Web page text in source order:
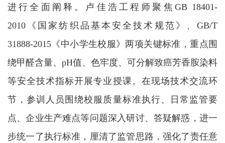
进行全面阐释。卢佳浩工程师聚焦 GB 18401-
2010 《国家纺织品基本安全技术规范》、 GB/T
31888-2015 《中小学生校服》两项关键标准，重点围
绕甲醛含量、 pH值、色牢度、可分解致癌芳香胺染料
等安全技术指标开展专业授课。在现场技术交流环
节，参训人员围绕校服质量标准执行、日常监管要
点、企业生产难点等问题深入研讨、答疑解惑，进一
步统一了执行标准，厘清了监管思路，强化了责任意